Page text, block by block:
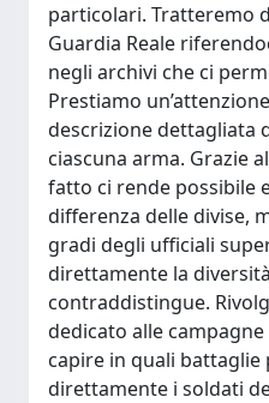
particolari. Tratteremo
Guardia Reale
negli archivi che ci
Prestiamo
descrizione dettagliata
ciascuna arma. Grazie
fatto ci rende possibile
differenza delle divise,
gradi degli ufficiali
direttamente la
contraddistingue.
dedicato alle
capire in quali
direttamente i soldati